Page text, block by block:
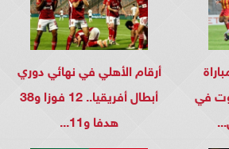
في
أرقام الأهلي في نهائي دوري
أبطال أفريقيا.. 12 فوزا و38
هدفا و11...